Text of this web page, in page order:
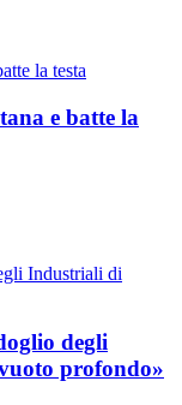
e batte la
degli
profondo»